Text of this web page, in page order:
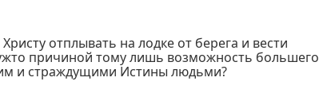
отплывать на лодке от берега и вести
причиной тому лишь возможность большего
и страждущими Истины людьми?